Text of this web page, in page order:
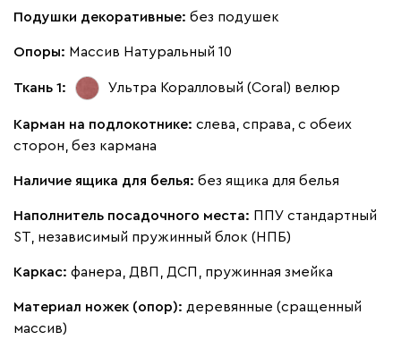
Бежевый Изумруд Марсала
Жёлтый Песочный Розовый Светло-серый
Ланза
Подушки декоративные: без подушек
Опоры: Массив Натуральный 10
Ткань 1: Ультра Коралловый (Coral) велюр
Карман на подлокотнике: слева, справа, с обеих
сторон, без кармана
Наличие ящика для белья: без ящика для белья
Наполнитель посадочного места: ППУ стандартный
ST, независимый пружинный блок (НПБ)
Каркас: фанера, ДВП, ДСП, пружинная змейка
Материал ножек (опор): деревянные (сращенный
массив)